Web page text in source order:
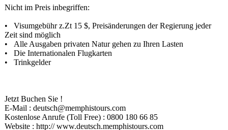
Nicht im Preis inbegriffen:
• Visumgebühr z.Zt 15 $, Preisänderungen der Regierung jeder
Zeit sind möglich
• Alle Ausgaben privaten Natur gehen zu Ihren Lasten
• Die Internationalen Flugkarten
• Trinkgelder
Jetzt Buchen Sie !
E-Mail : deutsch@memphistours.com
Kostenlose Anrufe (Toll Free) : 0800 180 66 85
Website : http:// www.deutsch.memphistours.com